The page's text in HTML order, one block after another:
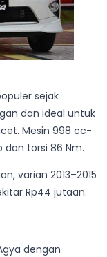
sejak
dan ideal untuk
Mesin 998 cc-
torsi 86 Nm.
varian 2013–2015
Rp44 jutaan.
dengan